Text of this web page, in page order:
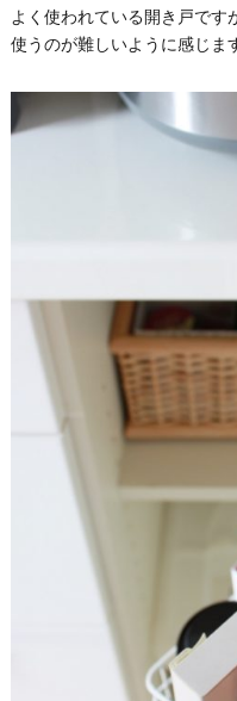
よく使われている開き戸です
使うのが難しいように感じま